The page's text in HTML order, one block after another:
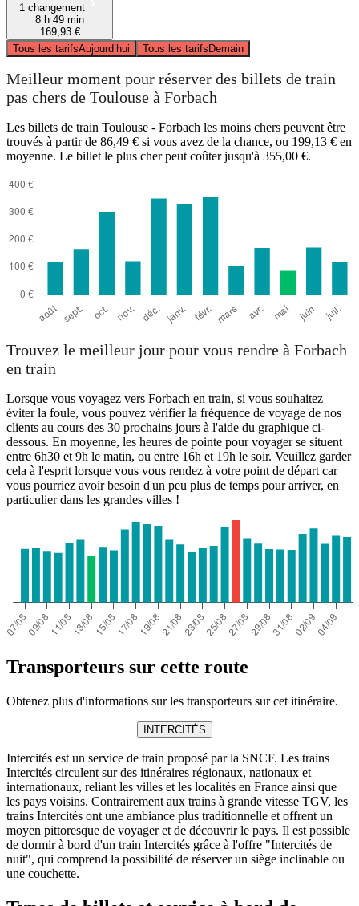
1 changement
8 h 49 min
169,93 €
Tous les tarifsAujourd’hui Tous les tarifsDemain
Meilleur moment pour réserver des billets de train
pas chers de Toulouse à Forbach
Les billets de train Toulouse - Forbach les moins chers peuvent être
trouvés à partir de 86,49 € si vous avez de la chance, ou 199,13 € en
moyenne. Le billet le plus cher peut coûter jusqu'à 355,00 €.
Trouvez le meilleur jour pour vous rendre à Forbach
en train
Lorsque vous voyagez vers Forbach en train, si vous souhaitez
éviter la foule, vous pouvez vérifier la fréquence de voyage de nos
clients au cours des 30 prochains jours à l'aide du graphique ci-
dessous. En moyenne, les heures de pointe pour voyager se situent
entre 6h30 et 9h le matin, ou entre 16h et 19h le soir. Veuillez garder
cela à l'esprit lorsque vous vous rendez à votre point de départ car
vous pourriez avoir besoin d'un peu plus de temps pour arriver, en
particulier dans les grandes villes !
Transporteurs sur cette route
Obtenez plus d'informations sur les transporteurs sur cet itinéraire.
INTERCITÉS
Intercités est un service de train proposé par la SNCF. Les trains
Intercités circulent sur des itinéraires régionaux, nationaux et
internationaux, reliant les villes et les localités en France ainsi que
les pays voisins. Contrairement aux trains à grande vitesse TGV, les
trains Intercités ont une ambiance plus traditionnelle et offrent un
moyen pittoresque de voyager et de découvrir le pays. Il est possible
de dormir à bord d'un train Intercités grâce à l'offre "Intercités de
nuit", qui comprend la possibilité de réserver un siège inclinable ou
une couchette.